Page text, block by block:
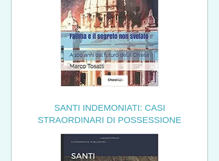
SANTI INDEMONIATI: CASI
STRAORDINARI DI POSSESSIONE